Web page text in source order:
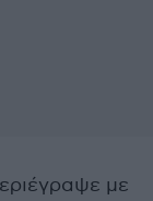
με